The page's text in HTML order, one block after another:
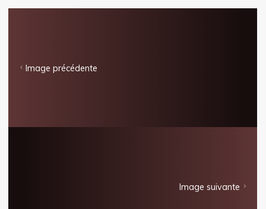
Image précédente
Image suivante